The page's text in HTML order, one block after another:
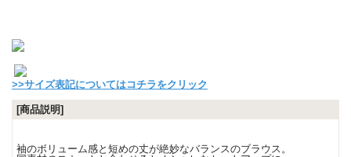
>>サイズ表記についてはコチラをクリック
[商品説明]
袖のボリューム感と短めの丈が絶妙なバランスのブラウス。